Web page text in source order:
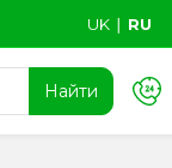
UK ∣ RU
Найти